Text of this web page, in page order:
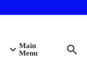
Main
Menu